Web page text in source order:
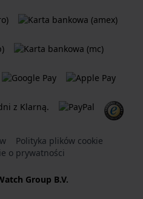
Polityka plików cookie
o prywatności
Group B.V.